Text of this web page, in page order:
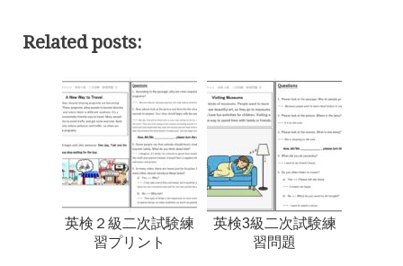
Related posts:
英検２級二次試験練
習プリント
英検3級二次試験練
習問題